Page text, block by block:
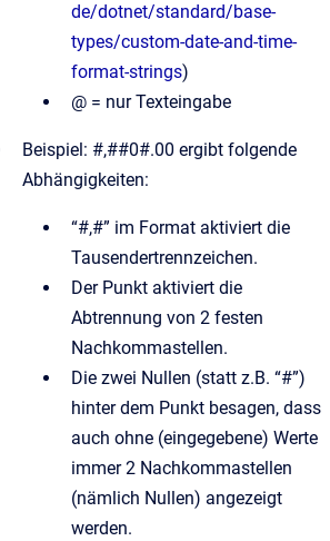
de/dotnet/standard/base-
types/custom-date-and-time-
format-strings)
@ = nur Texteingabe
Beispiel: #,##0#.00 ergibt folgende
Abhängigkeiten:
“#,#” im Format aktiviert die
Tausendertrennzeichen.
Der Punkt aktiviert die
Abtrennung von 2 festen
Nachkommastellen.
Die zwei Nullen (statt z.B. “#”)
hinter dem Punkt besagen, dass
auch ohne (eingegebene) Werte
immer 2 Nachkommastellen
(nämlich Nullen) angezeigt
werden.